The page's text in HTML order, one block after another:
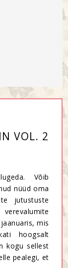
VOL. 2
Võib
nüüd oma
jutustuste
mis
hoogsalt
kogu sellest
pealegi, et